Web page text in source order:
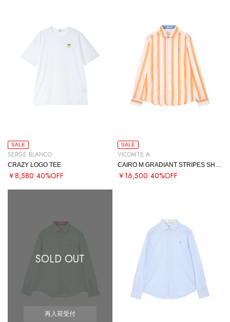
SALE
SERGE BLANCO
CRAZY LOGO TEE
￥8,580 40%OFF
SALE
VICOMTE A.
￥16,500 40%OFF
SOLD OUT
再入荷受付